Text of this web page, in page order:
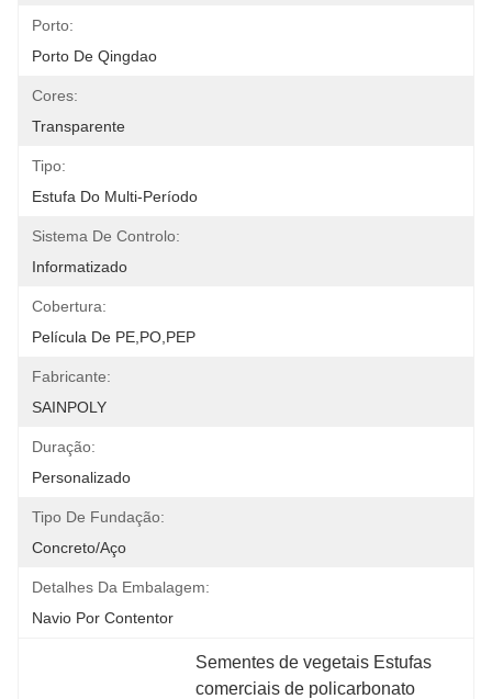
Porto:
Porto De Qingdao
Cores:
Transparente
Tipo:
Estufa Do Multi-Período
Sistema De Controlo:
Informatizado
Cobertura:
Película De PE,PO,PEP
Fabricante:
SAINPOLY
Duração:
Personalizado
Tipo De Fundação:
Concreto/aço
Detalhes Da Embalagem:
Navio Por Contentor
Sementes de vegetais Estufas
comerciais de policarbonato